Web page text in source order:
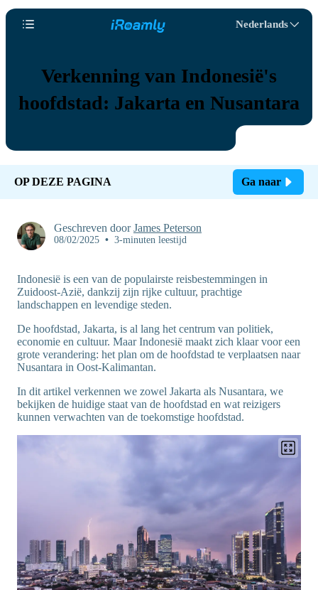
Nederlands
Verkenning van Indonesië's
hoofdstad: Jakarta en Nusantara
OP DEZE PAGINA Ga naar
Geschreven doorJames Peterson
08/02/2025 • 3-minuten leestijd
Indonesië is een van de populairste reisbestemmingen in
Zuidoost-Azië, dankzij zijn rijke cultuur, prachtige
landschappen en levendige steden.
De hoofdstad, Jakarta, is al lang het centrum van politiek,
economie en cultuur. Maar Indonesië maakt zich klaar voor een
grote verandering: het plan om de hoofdstad te verplaatsen naar
Nusantara in Oost-Kalimantan.
In dit artikel verkennen we zowel Jakarta als Nusantara, we
bekijken de huidige staat van de hoofdstad en wat reizigers
kunnen verwachten van de toekomstige hoofdstad.